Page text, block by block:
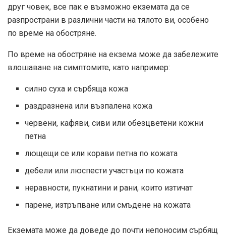
друг човек, все пак е възможно екземата да се
разпространи в различни части на тялото ви, особено
по време на обостряне.
По време на обостряне на екзема може да забележите
влошаване на симптомите, като например:
силно суха и сърбяща кожа
раздразнена или възпалена кожа
червени, кафяви, сиви или обезцветени кожни
петна
лющещи се или корави петна по кожата
дебели или люспести участъци по кожата
неравности, пукнатини и рани, които изтичат
парене, изтръпване или смъдене на кожата
Екземата може да доведе до почти непоносим сърбящ